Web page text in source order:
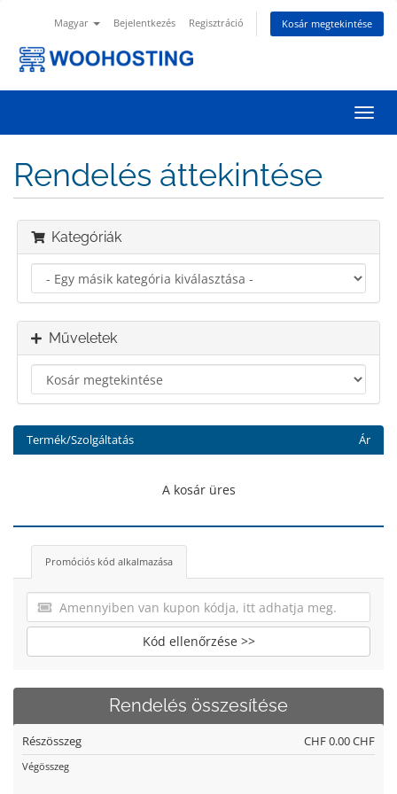
Magyar Bejelentkezés Regisztráció Kosár megtekintése
a
Rendelés áttekintése
Kategóriák
Műveletek
Termék/Szolgáltatás Ár
A kosár üres
Promóciós kód alkalmazása
Kód ellenőrzése >>
Rendelés összesítése
Részösszeg CHF 0.00 CHF
Végösszeg